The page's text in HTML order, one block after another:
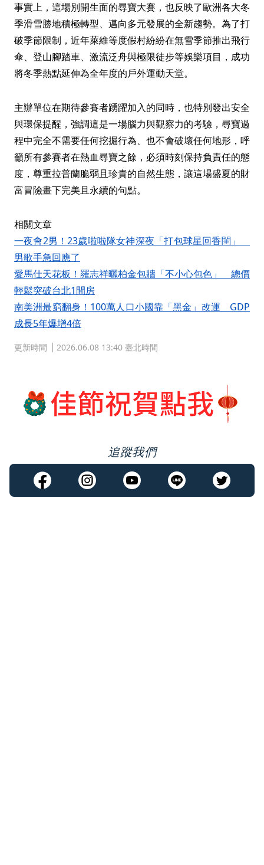
事實上，這場別開生面的尋寶大賽，也反映了歐洲各大冬
季滑雪勝地積極轉型、邁向多元發展的全新趨勢。為了打
破季節限制，近年萊維等度假村紛紛在無雪季節推出飛行
傘、登山腳踏車、激流泛舟與極限徒步等娛樂項目，成功
將冬季熱點延伸為全年度的戶外運動天堂。
主辦單位在期待參賽者踴躍加入的同時，也特別發出安全
與環保提醒，強調這是一場腦力與觀察力的考驗，尋寶過
程中完全不需要任何挖掘行為、也不會破壞任何地形，呼
籲所有參賽者在熱血尋寶之餘，必須時刻保持負責任的態
度，尊重拉普蘭脆弱且珍貴的自然生態，讓這場盛夏的財
富冒險畫下完美且永續的句點。
相關文章
一夜會2男！23歲啦啦隊女神深夜「打包球星回香閨」
男歌手急回應了
愛馬仕天花板！羅志祥曬柏金包牆「不小心包色」 總價
輕鬆突破台北1間房
南美洲最窮翻身！100萬人口小國靠「黑金」改運 GDP
成長5年爆增4倍
更新時間 2026.06.08 13:40 臺北時間
追蹤我們